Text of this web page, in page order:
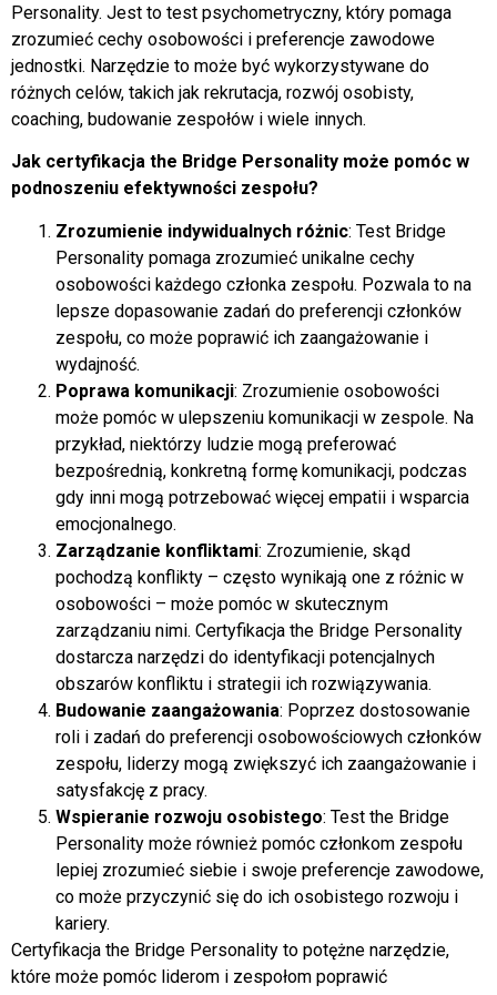
Personality. Jest to test psychometryczny, który pomaga
zrozumieć cechy osobowości i preferencje zawodowe
jednostki. Narzędzie to może być wykorzystywane do
różnych celów, takich jak rekrutacja, rozwój osobisty,
coaching, budowanie zespołów i wiele innych.
Jak certyfikacja the Bridge Personality może pomóc w
podnoszeniu efektywności zespołu?
Zrozumienie indywidualnych różnic: Test Bridge
Personality pomaga zrozumieć unikalne cechy
osobowości każdego członka zespołu. Pozwala to na
lepsze dopasowanie zadań do preferencji członków
zespołu, co może poprawić ich zaangażowanie i
wydajność.
Poprawa komunikacji: Zrozumienie osobowości
może pomóc w ulepszeniu komunikacji w zespole. Na
przykład, niektórzy ludzie mogą preferować
bezpośrednią, konkretną formę komunikacji, podczas
gdy inni mogą potrzebować więcej empatii i wsparcia
emocjonalnego.
Zarządzanie konfliktami: Zrozumienie, skąd
pochodzą konflikty – często wynikają one z różnic w
osobowości – może pomóc w skutecznym
zarządzaniu nimi. Certyfikacja the Bridge Personality
dostarcza narzędzi do identyfikacji potencjalnych
obszarów konfliktu i strategii ich rozwiązywania.
Budowanie zaangażowania: Poprzez dostosowanie
roli i zadań do preferencji osobowościowych członków
zespołu, liderzy mogą zwiększyć ich zaangażowanie i
satysfakcję z pracy.
Wspieranie rozwoju osobistego: Test the Bridge
Personality może również pomóc członkom zespołu
lepiej zrozumieć siebie i swoje preferencje zawodowe,
co może przyczynić się do ich osobistego rozwoju i
kariery.
Certyfikacja the Bridge Personality to potężne narzędzie,
które może pomóc liderom i zespołom poprawić